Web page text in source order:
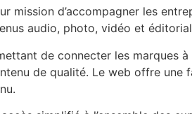
mission d’accompagner les
audio, photo, vidéo et
de connecter les marques
de qualité. Le web offre